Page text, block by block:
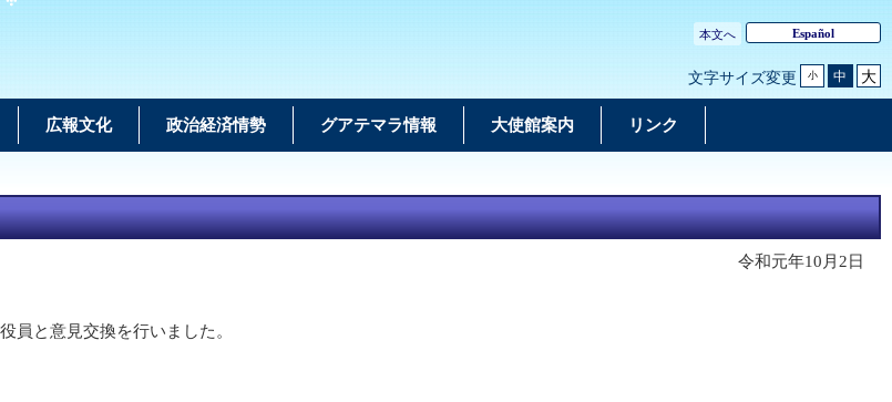
本文へ Español
文字サイズ変更 小 中 大
広報文化 政治経済情勢 グアテマラ情報 大使館案内 リンク
令和元年10月2日
員と意見交換を行いました。